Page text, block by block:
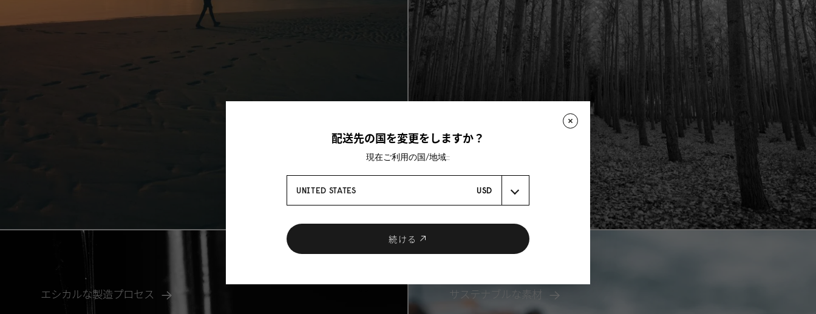
エシカルな製造プロセス サステナブルな素材
配送先の国を変更をしますか？
現在ご利用の国/地域::
UNITED STATES USD
続ける